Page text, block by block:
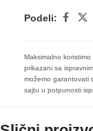
Podeli:
Maksimalno
prikazani sa
možemo garantovati
sajtu u potpunosti